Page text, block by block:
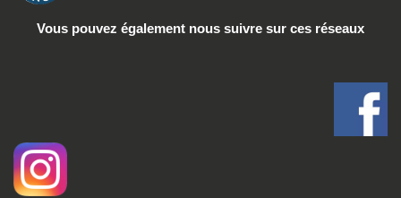
Vous pouvez également nous suivre sur ces réseaux